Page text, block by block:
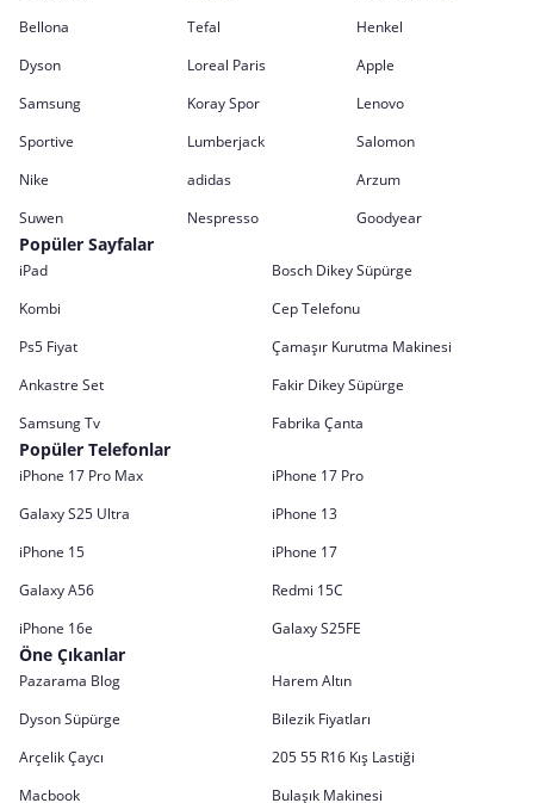
Bellona
Tefal
Henkel
Dyson
Loreal Paris
Apple
Samsung
Koray Spor
Lenovo
Sportive
Lumberjack
Salomon
Nike
adidas
Arzum
Suwen
Nespresso Goodyear
Popüler Sayfalar
iPad
Bosch Dikey Süpürge
Kombi
Cep Telefonu
Ps5 Fiyat
Çamaşır Kurutma Makinesi
Ankastre Set
Fakir Dikey Süpürge
Samsung Tv
Fabrika Çanta
Popüler Telefonlar
iPhone 17 Pro Max
iPhone 17 Pro
Galaxy S25 Ultra
iPhone 13
iPhone 15
iPhone 17
Galaxy A56
Redmi 15C
iPhone 16e
Galaxy S25FE
Öne Çıkanlar
Pazarama Blog
Harem Altın
Dyson Süpürge
Bilezik Fiyatları
Arçelik Çaycı
205 55 R16 Kış Lastiği
Macbook
Bulaşık Makinesi